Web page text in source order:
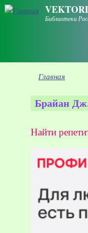
Перейти к основному
Библиотеки
Вы здесь
Главная
Брайан
Найти